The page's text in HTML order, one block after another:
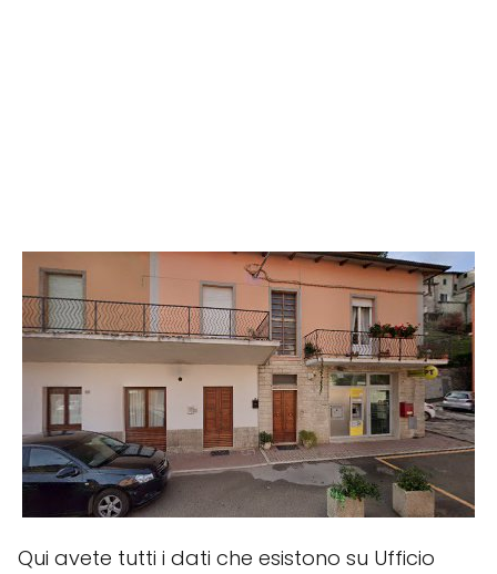
Qui avete tutti i dati che esistono su Ufficio